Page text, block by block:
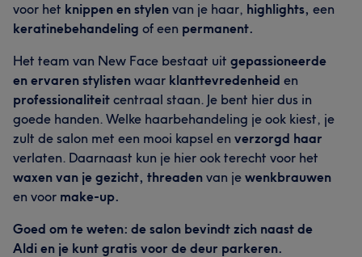
voor het knippen en stylen van je haar, highlights, een
keratinebehandeling of een permanent.
Het team van New Face bestaat uit gepassioneerde
en ervaren stylisten waar klanttevredenheid en
professionaliteit centraal staan. Je bent hier dus in
goede handen. Welke haarbehandeling je ook kiest, je
zult de salon met een mooi kapsel en verzorgd haar
verlaten. Daarnaast kun je hier ook terecht voor het
waxen van je gezicht, threaden van je wenkbrauwen
en voor make-up.
Goed om te weten: de salon bevindt zich naast de
Aldi en je kunt gratis voor de deur parkeren.